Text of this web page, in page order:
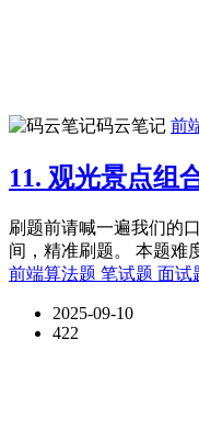
码云笔记 前
11. 观光景点组
刷题前请喊一遍我们的
间，精准刷题。 本题难
前端算法题 笔试题 面试
2025-09-10
422